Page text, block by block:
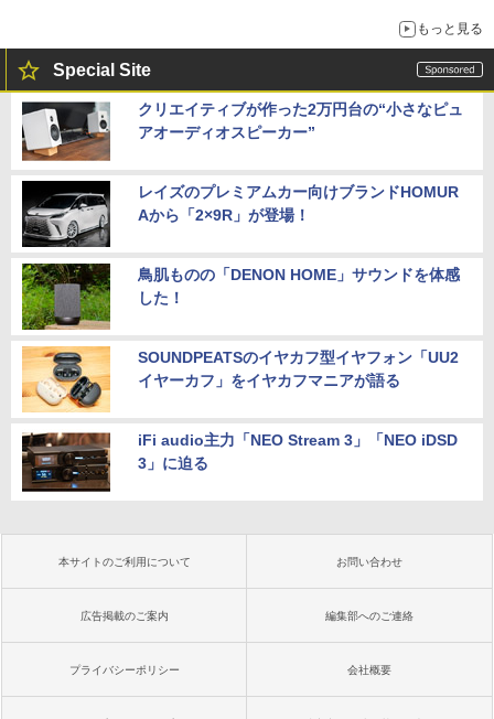
もっと見る
Special Site
クリエイティブが作った2万円台の“小さなピュ
アオーディオスピーカー”
レイズのプレミアムカー向けブランドHOMUR
Aから「2×9R」が登場！
鳥肌ものの「DENON HOME」サウンドを体感
した！
SOUNDPEATSのイヤカフ型イヤフォン「UU2
イヤーカフ」をイヤカフマニアが語る
iFi audio主力「NEO Stream 3」「NEO iDSD
3」に迫る
本サイトのご利用について お問い合わせ
広告掲載のご案内 編集部へのご連絡
プライバシーポリシー 会社概要